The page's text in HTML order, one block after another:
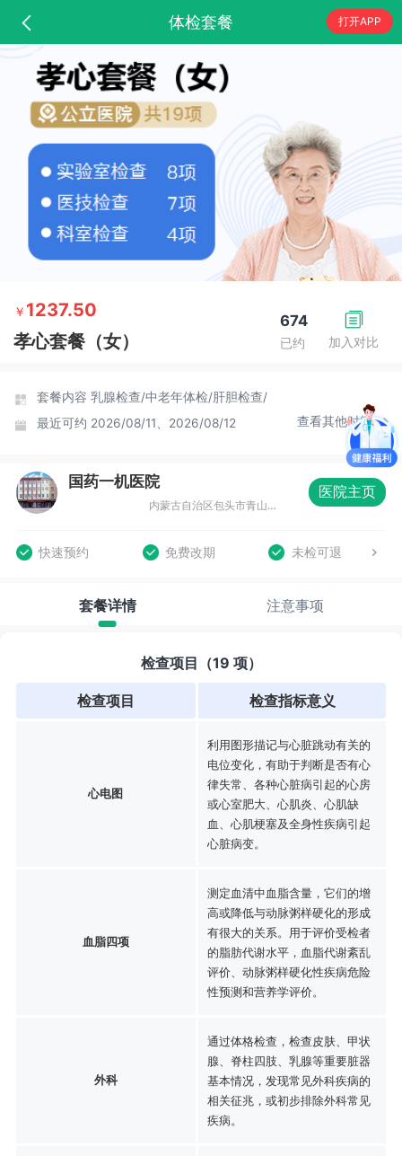
体检套餐 打开APP
加入对比
674
已约
￥ 1237.50
孝心套餐（女）
套餐内容 乳腺检查/中老年体检/肝胆检查/
最近可约 2026/08/11、2026/08/12 查看其他时间
国药一机医院
内蒙古自治区包头市青山区自由路与青山路丁字路口(一机医院斜对面)
医院主页
快速预约 免费改期 未检可退
套餐详情 注意事项
检查项目（19 项）
检查项目 检查指标意义
心电图
利用图形描记与心脏跳动有关的
电位变化，有助于判断是否有心
律失常、各种心脏病引起的心房
或心室肥大、心肌炎、心肌缺
血、心肌梗塞及全身性疾病引起
心脏病变。
血脂四项
测定血清中血脂含量，它们的增
高或降低与动脉粥样硬化的形成
有很大的关系。用于评价受检者
的脂肪代谢水平，血脂代谢紊乱
评价、动脉粥样硬化性疾病危险
性预测和营养学评价。
外科
通过体格检查，检查皮肤、甲状
腺、脊柱四肢、乳腺等重要脏器
基本情况，发现常见外科疾病的
相关征兆，或初步排除外科常见
疾病。